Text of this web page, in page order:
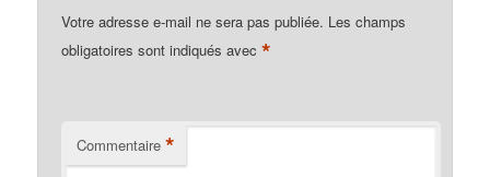
Votre adresse e-mail ne sera pas publiée. Les champs
obligatoires sont indiqués avec*
Commentaire *